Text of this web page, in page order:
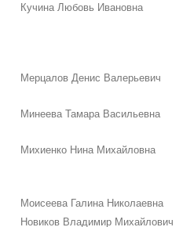
Кучина Любовь Ивановна
Мерцалов Денис Валерьевич
Минеева Тамара Васильевна
Михиенко Нина Михайловна
Моисеева Галина Николаевна
Новиков Владимир Михайлович